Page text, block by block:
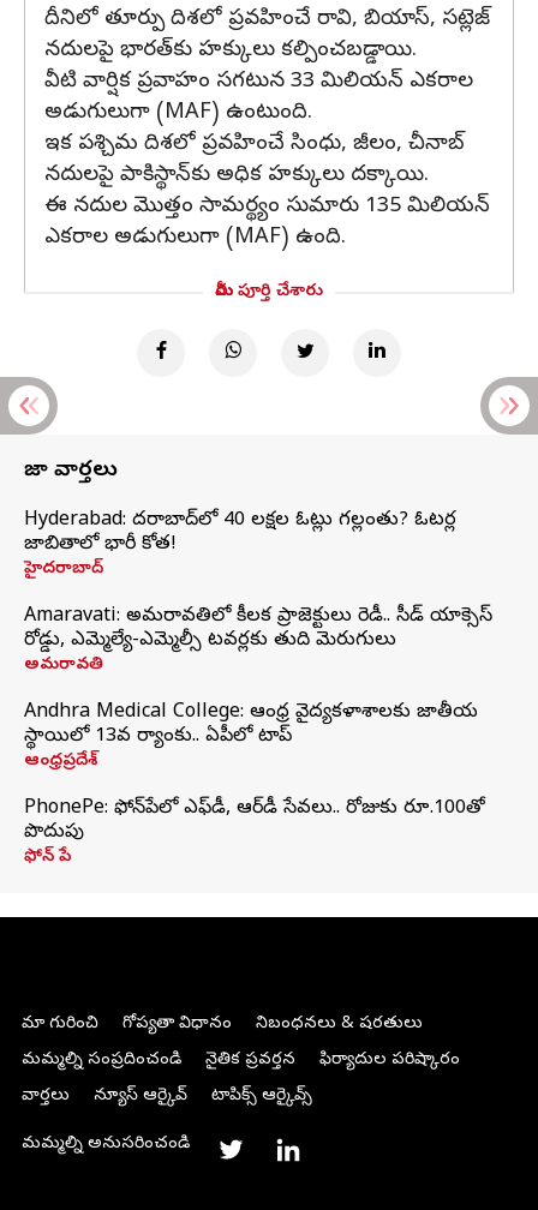
దీనిలో తూర్పు దిశలో ప్రవహించే రావి, బియాస్, సట్లెజ్
నదులపై భారత్‌కు హక్కులు కల్పించబడ్డాయి.
వీటి వార్షిక ప్రవాహం సగటున 33 మిలియన్ ఎకరాల
అడుగులుగా (MAF) ఉంటుంది.
ఇక పశ్చిమ దిశలో ప్రవహించే సింధు, జీలం, చీనాబ్
నదులపై పాకిస్థాన్‌కు అధిక హక్కులు దక్కాయి.
ఈ నదుల మొత్తం సామర్థ్యం సుమారు 135 మిలియన్
ఎకరాల అడుగులుగా (MAF) ఉంది.
మీరు పూర్తి చేశారు
తాజా వార్తలు
Hyderabad: హైదరాబాద్‌లో 40 లక్షల ఓట్లు గల్లంతు? ఓటర్ల
జాబితాలో భారీ కోత!
హైదరాబాద్
Amaravati: అమరావతిలో కీలక ప్రాజెక్టులు రెడీ.. సీడ్‌ యాక్సెస్‌
రోడ్డు, ఎమ్మెల్యే-ఎమ్మెల్సీ టవర్లకు తుది మెరుగులు
అమరావతి
Andhra Medical College: ఆంధ్ర వైద్యకళాశాలకు జాతీయ
స్థాయిలో 13వ ర్యాంకు.. ఏపీలో టాప్
ఆంధ్రప్రదేశ్
PhonePe: ఫోన్‌పేలో ఎఫ్‌డీ, ఆర్‌డీ సేవలు.. రోజుకు రూ.100తో
పొదుపు
ఫోన్‌ పే
మా గురించి గోప్యతా విధానం
నిబంధనలు & షరతులు
మమ్మల్ని సంప్రదించండి
నైతిక ప్రవర్తన
ఫిర్యాదుల పరిష్కారం
వార్తలు
న్యూస్ ఆర్కైవ్ టాపిక్స్ ఆర్కైవ్స్
మమ్మల్ని అనుసరించండి